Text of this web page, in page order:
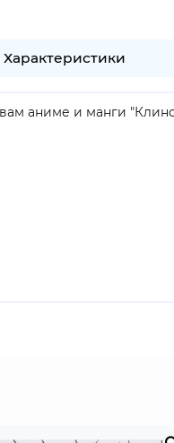
Характеристики
аниме и манги
думала о других.